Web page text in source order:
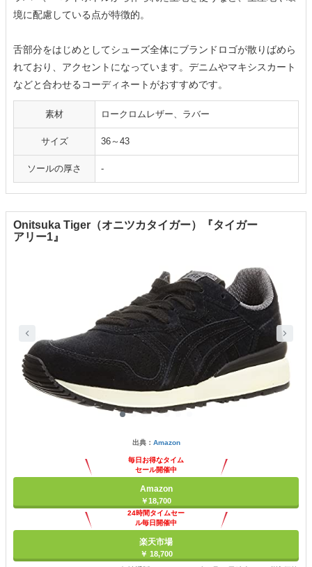
境に配慮している点が特徴的。
舌部分をはじめとしてシューズ全体にブランドロゴが散りばめら
れており、アクセントになっています。デニムやマキシスカート
などと合わせるコーディネートがおすすめです。
素材 ロークロムレザー、ラバー
サイズ 36～43
ソールの厚さ ‐
Onitsuka Tiger（オニツカタイガー）『タイガー
アリー1』
出典： Amazon
毎日お得なタイム
セール開催中
Amazon
￥18,700
24時間タイムセー
ル毎日開催中
楽天市場
￥ 18,700